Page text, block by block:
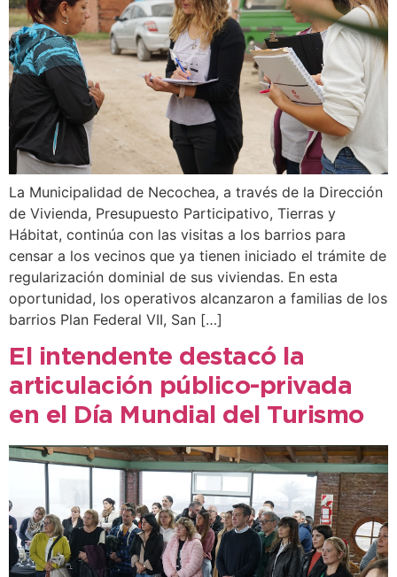
La Municipalidad de Necochea, a través de la Dirección
de Vivienda, Presupuesto Participativo, Tierras y
Hábitat, continúa con las visitas a los barrios para
censar a los vecinos que ya tienen iniciado el trámite de
regularización dominial de sus viviendas. En esta
oportunidad, los operativos alcanzaron a familias de los
barrios Plan Federal VII, San […]
El intendente destacó la
articulación público-privada
en el Día Mundial del Turismo